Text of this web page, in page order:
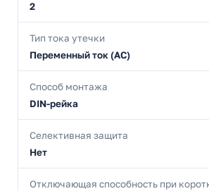
2
Тип тока утечки
Переменный ток (AC)
Способ монтажа
DIN-рейка
Селективная защита
Нет
Отключающая способность при